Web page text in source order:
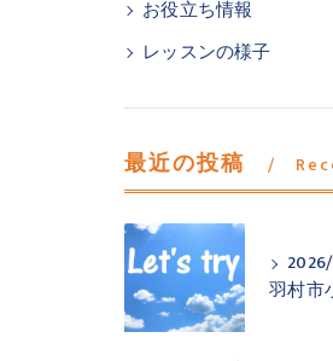
お役立ち情報
レッスンの様子
最近の投稿